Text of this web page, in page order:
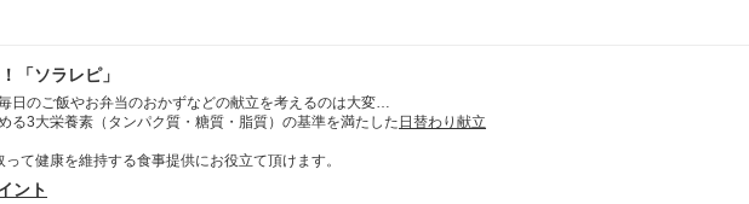
「ソラレピ」
日のご飯やお弁当のおかずなどの献立を考えるのは大変…
る3大栄養素（タンパク質・糖質・脂質）の基準を満たした 日替わり献立
て健康を維持する食事提供にお役立て頂けます。
ント